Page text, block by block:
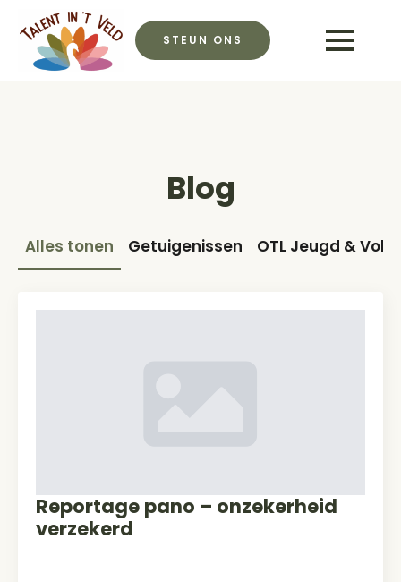
STEUN ONS
Blog
Alles tonen Getuigenissen OTL Jeugd &
Reportage pano – onzekerheid
verzekerd